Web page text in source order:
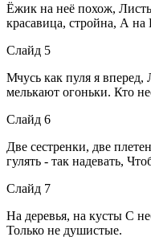
Ёжик на неё похож,
красавица, стройна, А
Слайд 5
Мчусь как пуля я
мелькают огоньки. Кто
Слайд 6
Две сестренки, две
гулять - так надевать,
Слайд 7
На деревья, на кусты С
Только не душистые.